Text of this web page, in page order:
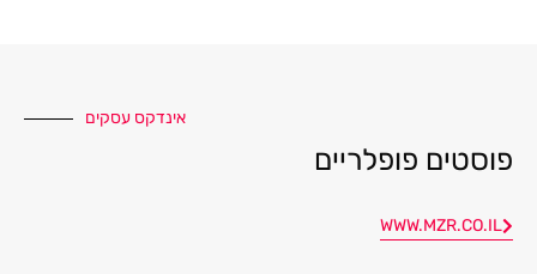
אינדקס עסקים
פוסטים פופלריים
WWW.MZR.CO.IL